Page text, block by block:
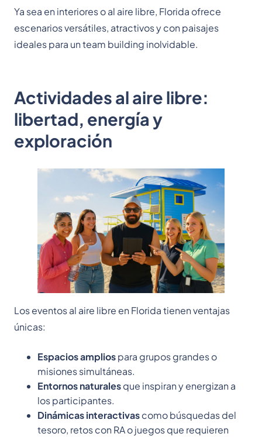
Ya sea en interiores o al aire libre, Florida ofrece
escenarios versátiles, atractivos y con paisajes
ideales para un team building inolvidable.
Actividades al aire libre:
libertad, energía y
exploración
Los eventos al aire libre en Florida tienen ventajas
únicas:
Espacios ampliospara grupos grandes o
misiones simultáneas.
Entornos naturalesque inspiran y energizan a
los participantes.
Dinámicas interactivascomo búsquedas del
tesoro, retos con RA o juegos que requieren